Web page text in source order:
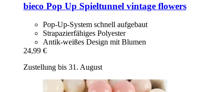
bieco Pop Up Spieltunnel vintage flowers
Pop-Up-System schnell aufgebaut
Strapazierfähiges Polyester
Antik-weißes Design mit Blumen
24,99 €
Zustellung bis 31. August